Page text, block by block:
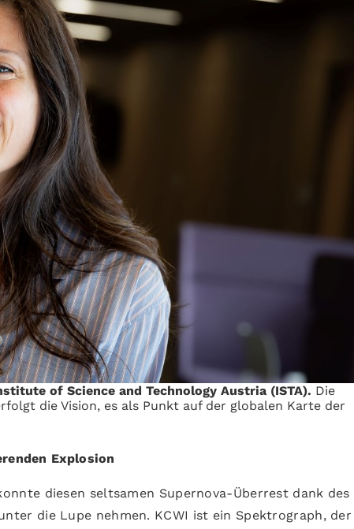
of Science and Technology Austria (ISTA). Die
die Vision, es als Punkt auf der globalen Karte der
Explosion
diesen seltsamen Supernova-Überrest dank des
die Lupe nehmen. KCWI ist ein Spektrograph,